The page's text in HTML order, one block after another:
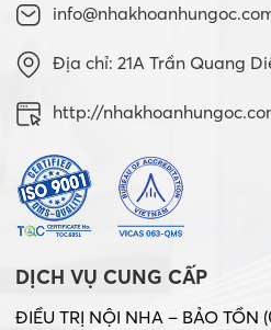
Địa chỉ: 21A Trần Quang
http://
DỊCH VỤ CUNG CẤP
ĐIỀU TRỊ NỘI NHA – BẢO TỒN